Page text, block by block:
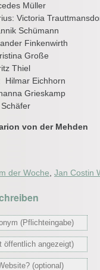
Müller
Victoria
Schümann
Finkenwirth
Große
Thiel
Hilmar Eichhorn
Grieskamp
von der Mehden
der Woche Jan Costin